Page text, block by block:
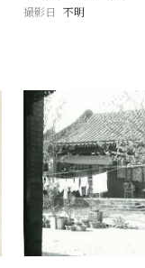
撮影日 不明